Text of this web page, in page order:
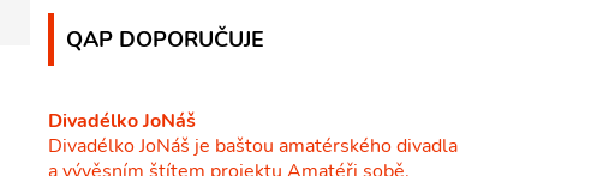
QAP DOPORUČUJE
Divadélko JoNáš
Divadélko JoNáš je baštou amatérského divadla
a vývěsním štítem projektu Amatéři sobě.